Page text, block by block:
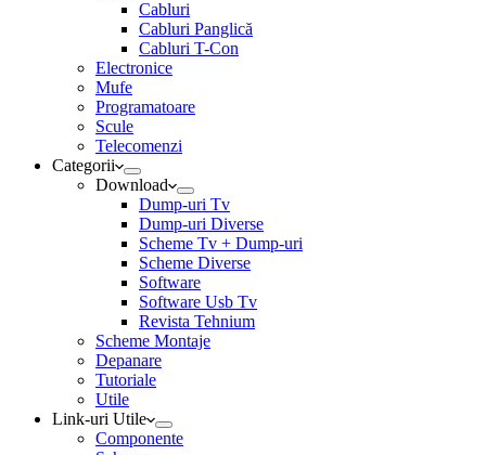
Cabluri
Cabluri Panglică
Cabluri T-Con
Electronice
Mufe
Programatoare
Scule
Telecomenzi
Categorii
Download
Dump-uri Tv
Dump-uri Diverse
Scheme Tv + Dump-uri
Scheme Diverse
Software
Software Usb Tv
Revista Tehnium
Scheme Montaje
Depanare
Tutoriale
Utile
Link-uri Utile
Componente